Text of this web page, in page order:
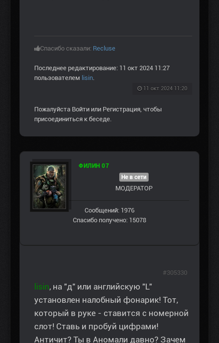
Спасибо сказали: Recluse
Последнее редактирование: 11 окт 2024 11:27
пользователем lisin
11 окт 2024 11:20
Пожалуйста Войти или Регистрация , чтобы
присоединиться к беседе.
ФИЛИН 07
Не в сети
МОДЕРАТОР
Сообщений: 1976
Спасибо получено: 15078
lisin, на "д" или английскую "L"
установлен налобный фонарик! Тот,
который в руке - ставится с номерной
слот! Ставь и пробуй цифрами!
Античит? Ты в Аномали давно? Зачем
#305330